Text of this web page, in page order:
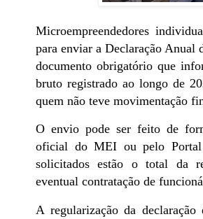
Microempreendedores
para enviar a Declaração
documento obrigatório que
bruto registrado ao longo de
quem não teve movimentação
O envio pode ser feito de
oficial do MEI ou pelo Portal
solicitados estão o total da
eventual contratação de
A regularização da